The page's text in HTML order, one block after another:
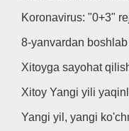
Koronavirus: "0+3"
8-yanvardan
Xitoyga sayohat
Xitoy Yangi yili
Yangi yil, yangi